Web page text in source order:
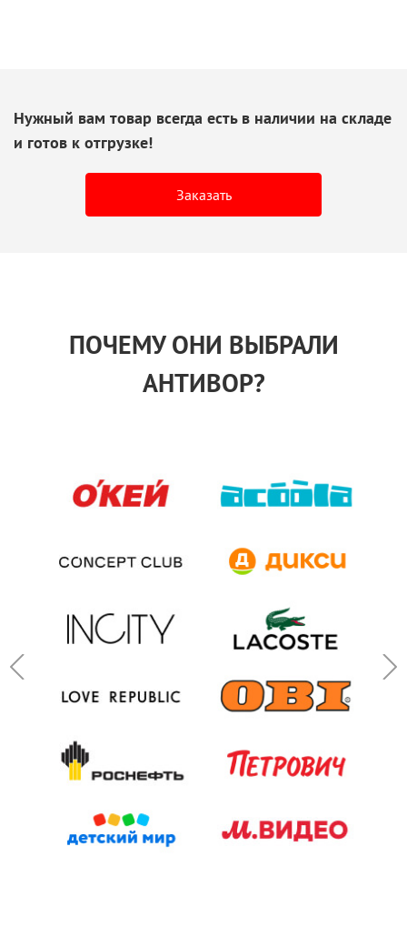
Нужный вам товар всегда есть в наличии на складе
и готов к отгрузке!
Заказать
ПОЧЕМУ ОНИ ВЫБРАЛИ
АНТИВОР?